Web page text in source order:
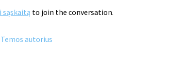
sąskaitą to join the conversation.
Temos autorius